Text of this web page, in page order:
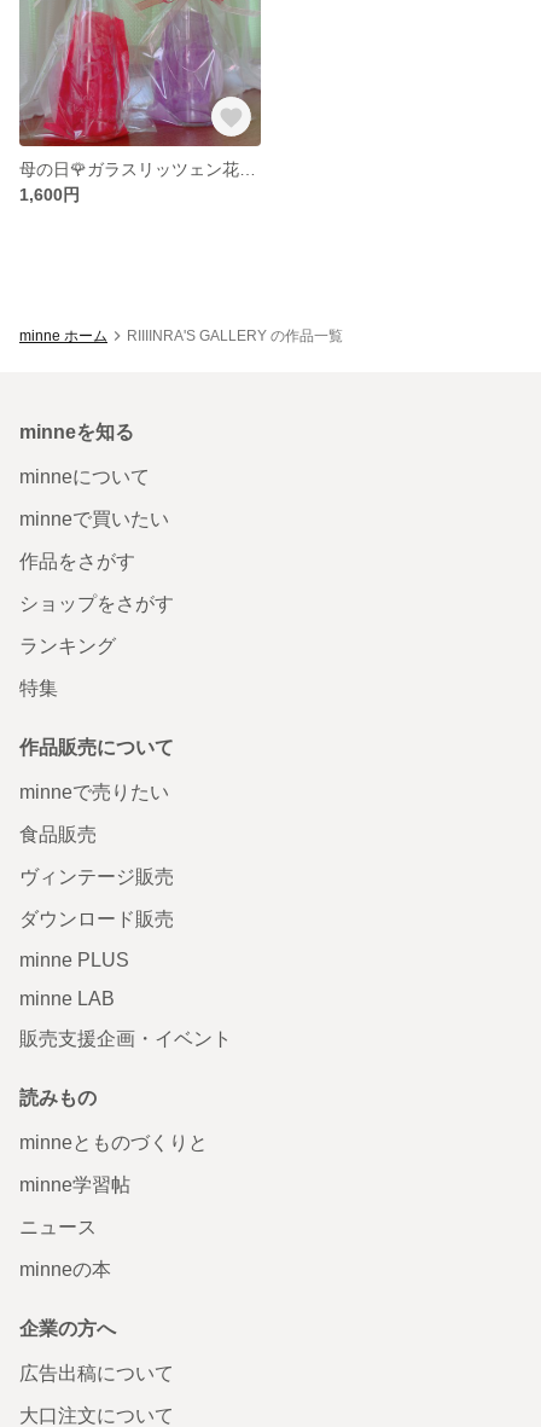
1,600円
minne ホーム RIIIINRA'S GALLERY の作品一覧
minneを知る
minneについて
minneで買いたい
作品をさがす
ショップをさがす
ランキング
特集
作品販売について
minneで売りたい
食品販売
ヴィンテージ販売
ダウンロード販売
minne PLUS
minne LAB
販売支援企画・イベント
読みもの
minneとものづくりと
minne学習帖
ニュース
minneの本
企業の方へ
広告出稿について
大口注文について